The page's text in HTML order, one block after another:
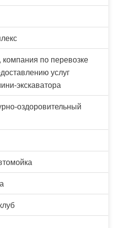
по перевозке
услуг
экскаватора
оздоровительный